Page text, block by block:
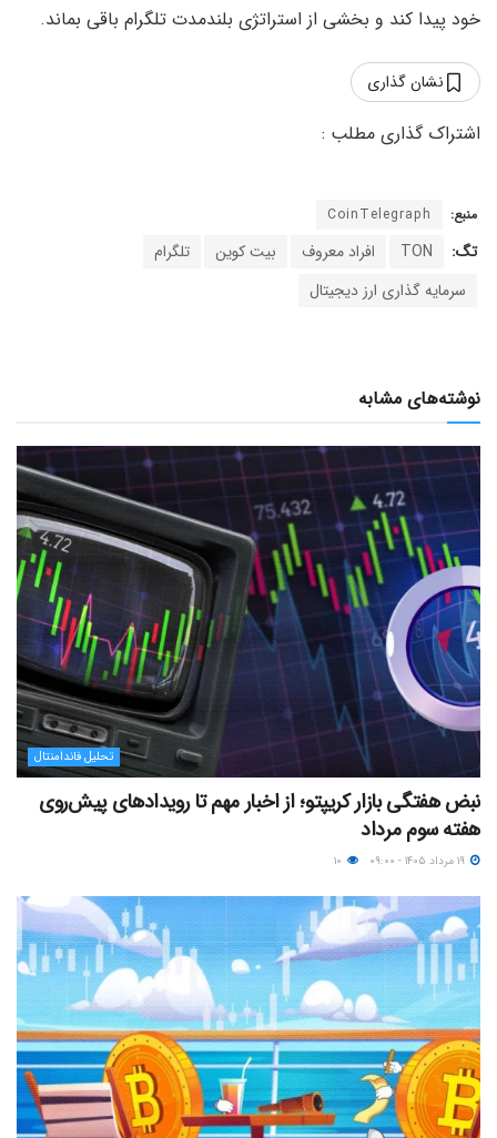
خود پیدا کند و بخشی از استراتژی بلندمدت تلگرام باقی بماند.
نشان گذاری
منبع: CoinTelegraph
تگ: TON افراد معروف بیت کوین
تلگرام
سرمایه گذاری ارز دیجیتال
نوشته‌های مشابه
تحلیل فاندامنتال
نبض هفتگی بازار کریپتو؛ از اخبار مهم تا رویدادهای پیش‌روی
هفته سوم مرداد